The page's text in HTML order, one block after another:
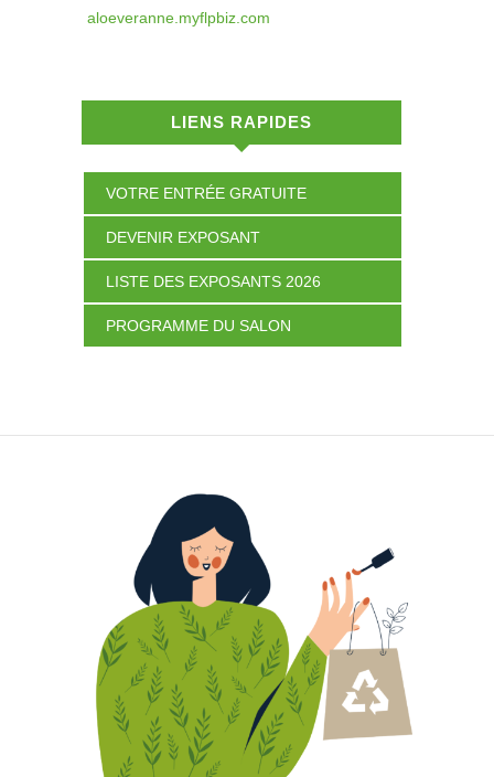
aloeveranne.myflpbiz.com
LIENS RAPIDES
VOTRE ENTRÉE GRATUITE
DEVENIR EXPOSANT
LISTE DES EXPOSANTS 2026
PROGRAMME DU SALON